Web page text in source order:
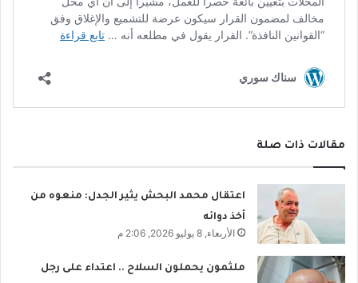
مقالات ذات صلة
اعتقال محمد البحش يثير الجدل: منعوه من
أخذ دوائه
الأربعاء, 8 يوليو 2026, 2:06 م
ملثمون يحملون السلاح .. اعتداء على رجل